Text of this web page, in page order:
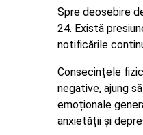
Spre deosebire
24. Există
notificările
Consecințele
negative, ajung
emoționale
anxietății și